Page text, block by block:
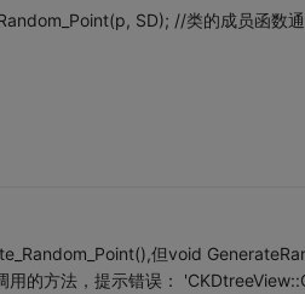
SD); //类的成员函数
但void
用的方法，提示错误：